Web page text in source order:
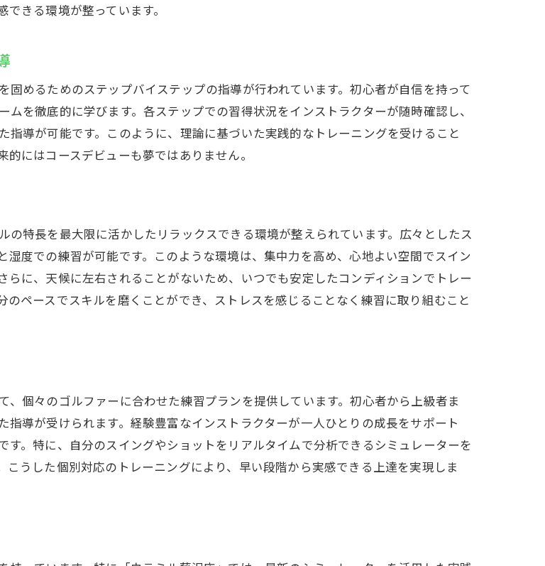
きる環境が整っています。
めるためのステップバイステップの指導が行われています。初心者が自信を持って
を徹底的に学びます。各ステップでの習得状況をインストラクターが随時確認し、
導が可能です。このように、理論に基づいた実践的なトレーニングを受けること
にはコースデビューも夢ではありません。
特長を最大限に活かしたリラックスできる環境が整えられています。広々としたス
度での練習が可能です。このような環境は、集中力を高め、心地よい空間でスイン
に、天候に左右されることがないため、いつでも安定したコンディションでトレー
ペースでスキルを磨くことができ、ストレスを感じることなく練習に取り組むこと
個々のゴルファーに合わせた練習プランを提供しています。初心者から上級者ま
導が受けられます。経験豊富なインストラクターが一人ひとりの成長をサポート
。特に、自分のスイングやショットをリアルタイムで分析できるシミュレーターを
うした個別対応のトレーニングにより、早い段階から実感できる上達を実現しま